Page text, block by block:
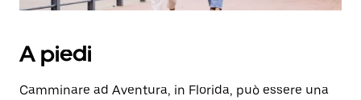
il
A piedi
Camminare ad Aventura, in Florida, può essere una